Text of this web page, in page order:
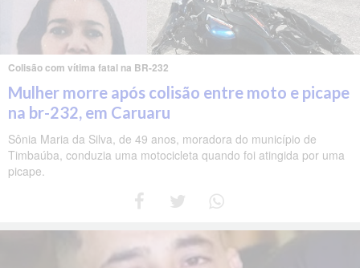
Colisão com vítima fatal na BR-232
Mulher morre após colisão entre moto e picape
na br-232, em Caruaru
Sônia Maria da Silva, de 49 anos, moradora do município de
Timbaúba, conduzia uma motocicleta quando foi atingida por uma
picape.